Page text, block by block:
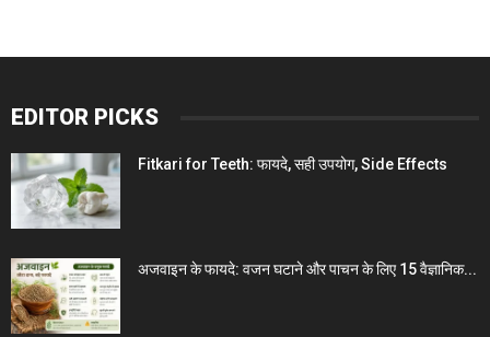
EDITOR PICKS
Fitkari for Teeth: फायदे, सही उपयोग, Side Effects
अजवाइन के फायदे: वजन घटाने और पाचन के लिए 15 वैज्ञानिक...